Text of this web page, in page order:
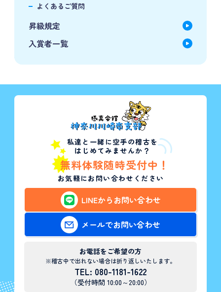
よくあるご質問
昇級規定
入賞者一覧
私達と一緒に空手の稽古を
はじめてみませんか？
無料体験随時受付中！
お気軽にお問い合わせください
LINEからお問い合わせ
メールでお問い合わせ
お電話をご希望の方
※稽古中で出れない場合は折り返しいたします。
TEL: 080-1181-1622
（受付時間 10:00～20:00）